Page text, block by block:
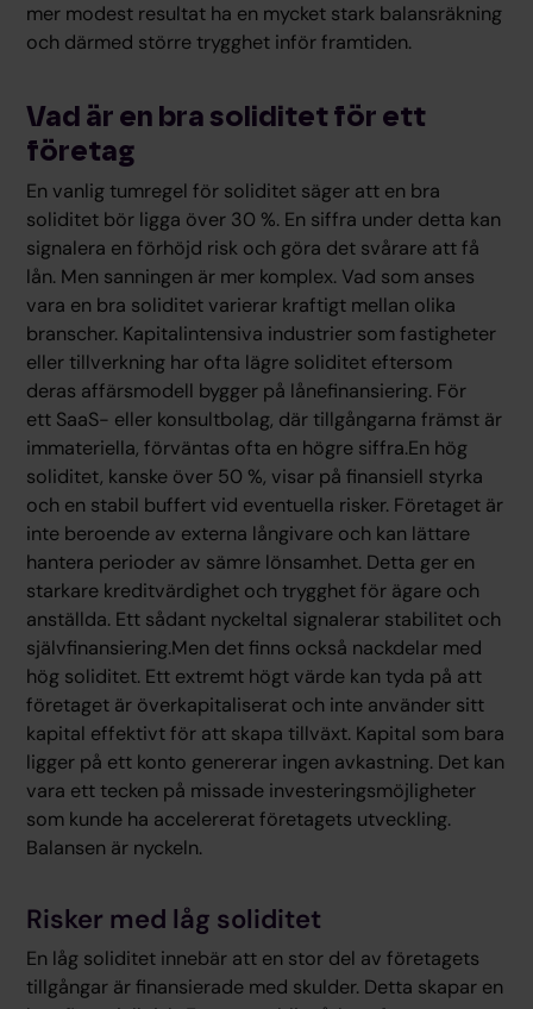
mer modest resultat ha en mycket stark balansräkning
och därmed större trygghet inför framtiden.
Vad är en bra soliditet för ett
företag
En vanlig tumregel för soliditet säger att en bra
soliditet bör ligga över 30 %. En siffra under detta kan
signalera en förhöjd risk och göra det svårare att få
lån. Men sanningen är mer komplex. Vad som anses
vara en bra soliditet varierar kraftigt mellan olika
branscher. Kapitalintensiva industrier som fastigheter
eller tillverkning har ofta lägre soliditet eftersom
deras affärsmodell bygger på lånefinansiering. För
ett SaaS- eller konsultbolag, där tillgångarna främst är
immateriella, förväntas ofta en högre siffra.En hög
soliditet, kanske över 50 %, visar på finansiell styrka
och en stabil buffert vid eventuella risker. Företaget är
inte beroende av externa långivare och kan lättare
hantera perioder av sämre lönsamhet. Detta ger en
starkare kreditvärdighet och trygghet för ägare och
anställda. Ett sådant nyckeltal signalerar stabilitet och
självfinansiering.Men det finns också nackdelar med
hög soliditet. Ett extremt högt värde kan tyda på att
företaget är överkapitaliserat och inte använder sitt
kapital effektivt för att skapa tillväxt. Kapital som bara
ligger på ett konto genererar ingen avkastning. Det kan
vara ett tecken på missade investeringsmöjligheter
som kunde ha accelererat företagets utveckling.
Balansen är nyckeln.
Risker med låg soliditet
En låg soliditet innebär att en stor del av företagets
tillgångar är finansierade med skulder. Detta skapar en